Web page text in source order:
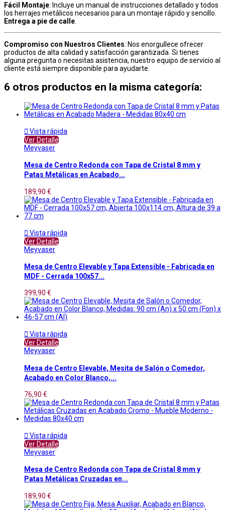
Fácil Montaje: Incluye un manual de instrucciones detallado y todos
los herrajes metálicos necesarios para un montaje rápido y sencillo.
Entrega a pie de calle
Compromiso con Nuestros Clientes: Nos enorgullece ofrecer
productos de alta calidad y satisfacción garantizada. Si tienes
alguna pregunta o necesitas asistencia, nuestro equipo de servicio al
cliente está siempre disponible para ayudarte.
6 otros productos en la misma categoría:
 Vista rápida
Ver Detalle
Meyvaser
Mesa de Centro Redonda con Tapa de Cristal 8 mm y
Patas Metálicas en Acabado...
189,90 €
 Vista rápida
Ver Detalle
Meyvaser
Mesa de Centro Elevable y Tapa Extensible - Fabricada en
MDF - Cerrada 100x57...
399,90 €
 Vista rápida
Ver Detalle
Meyvaser
Mesa de Centro Elevable, Mesita de Salón o Comedor,
Acabado en Color Blanco,...
76,90 €
 Vista rápida
Ver Detalle
Meyvaser
Mesa de Centro Redonda con Tapa de Cristal 8 mm y
Patas Metálicas Cruzadas en...
189,90 €